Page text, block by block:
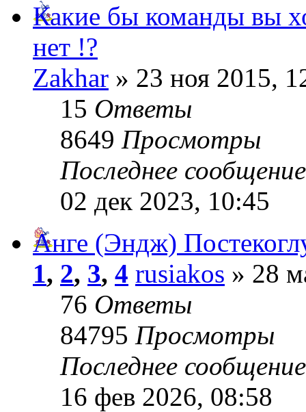
Какие бы команды вы
нет !?
Zakhar » 23 ноя 2015,
15 Ответы
8649 Просмотры
Последнее
02 дек 2023, 10:45
Анге (Эндж)
1, 2, 3, 4 rusiakos » 28
76 Ответы
84795 Просмотры
Последнее
16 фев 2026, 08:58